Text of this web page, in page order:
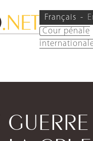
Français
Cour pénale